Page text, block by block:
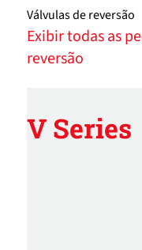
Válvulas de reversão
Exibir todas as
reversão
V Series